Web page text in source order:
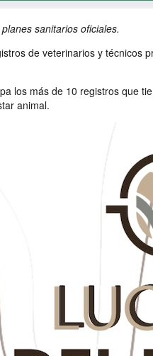
sanitarios oficiales.
de veterinarios y técnicos
los más de 10 registros que
animal.